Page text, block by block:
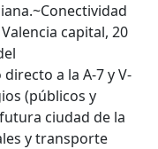
capital, 20
a la A-7 y V-
(públicos y
ciudad de la
y transporte